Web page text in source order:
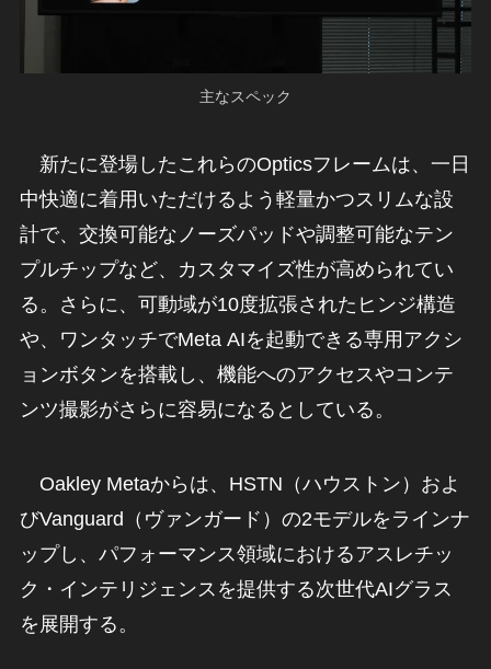
主なスペック
新たに登場したこれらのOpticsフレームは、一日
中快適に着用いただけるよう軽量かつスリムな設
計で、交換可能なノーズパッドや調整可能なテン
プルチップなど、カスタマイズ性が高められてい
る。さらに、可動域が10度拡張されたヒンジ構造
や、ワンタッチでMeta AIを起動できる専用アクシ
ョンボタンを搭載し、機能へのアクセスやコンテ
ンツ撮影がさらに容易になるとしている。
Oakley Metaからは、HSTN（ハウストン）およ
びVanguard（ヴァンガード）の2モデルをラインナ
ップし、パフォーマンス領域におけるアスレチッ
ク・インテリジェンスを提供する次世代AIグラス
を展開する。